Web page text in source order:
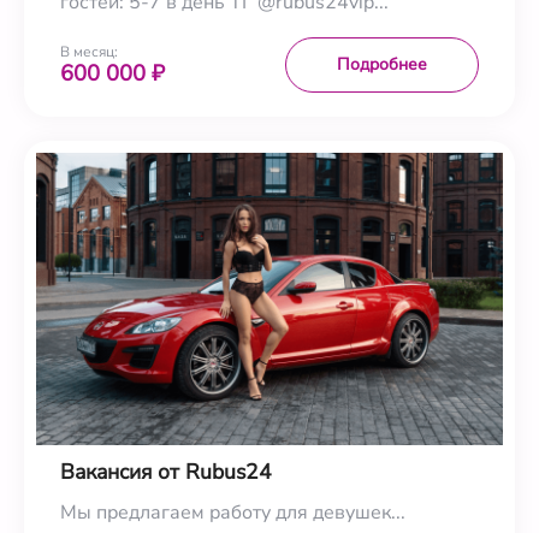
В месяц:
600 000 ₽ Подробнее
Вакансия от Rubus24
Мы предлагаем работу для девушек...